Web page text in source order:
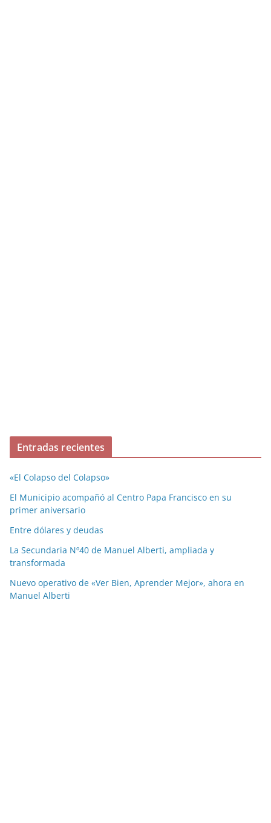
Entradas recientes
«El Colapso del Colapso»
El Municipio acompañó al Centro Papa Francisco en su
primer aniversario
Entre dólares y deudas
La Secundaria Nº40 de Manuel Alberti, ampliada y
transformada
Nuevo operativo de «Ver Bien, Aprender Mejor», ahora en
Manuel Alberti